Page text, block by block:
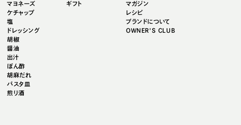
マヨネーズ
ケチャップ
塩
ドレッシング
胡椒
醤油
出汁
ぽん酢
胡麻だれ
パスタ皿
煎り酒
ギフト
マガジン
レシピ
ブランドについて
OWNER'S CLUB